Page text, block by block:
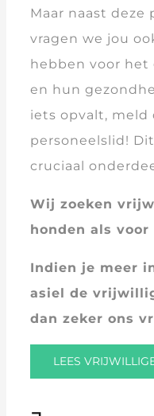
Maar naast
vragen we jou
hebben voor het
en hun
iets opvalt, meld
personeelslid!
cruciaal
Wij zoeken
honden als
Indien je meer
asiel de
dan zeker ons
LEES